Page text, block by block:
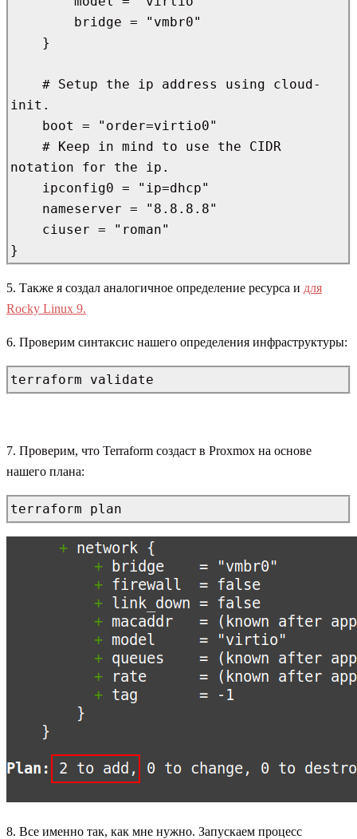
init.
notation for the ip.
}
5. Также я создал аналогичное определение ресурса и для
Rocky Linux 9.
6. Проверим синтаксис нашего определения инфраструктуры:
terraform validate
7. Проверим, что Terraform создаст в Proxmox на основе
нашего плана:
terraform plan
8. Все именно так, как мне нужно. Запускаем процесс